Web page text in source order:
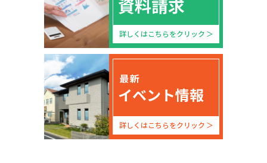
資料請求
詳しくはこちらをクリック
最新
イベント情報
詳しくはこちらをクリック